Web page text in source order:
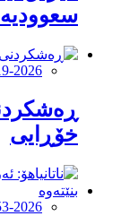
2026-Jul-26 18:54:19
خۆڕایی
2026-Jul-16 22:08:53